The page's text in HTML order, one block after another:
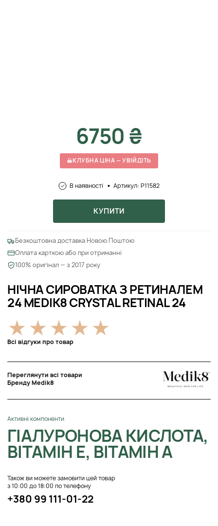
НІЧНА СИРОВАТКА З РЕТИНАЛЕМ
24 MEDIK8 CRYSTAL RETINAL 24
Всі відгуки про товар
Переглянути всі товари
Бренду Medik8
Активні компоненти
ГІАЛУРОНОВА КИСЛОТА,
ВІТАМІН Е, ВІТАМІН А
Також ви можете замовити цей товар
з 10:00 до 18:00 по телефону
+380 99 111-01-22
6750 ₴
КЛУБНА ЦІНА — УВІЙДІТЬ
В наявності Артикул: P11582
КУПИТИ
Безкоштовна доставка Новою Поштою
Оплата карткою або при отриманні
100% оригінал — з 2017 року